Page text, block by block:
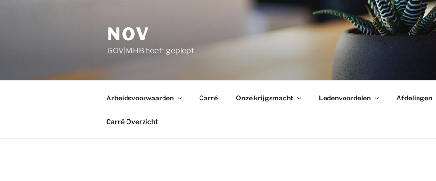
NOV
GOV|MHB heeft gepiept
Arbeidsvoorwaarden Carré Onze krijgsmacht Ledenvoordelen Afdelingen
Carré Overzicht